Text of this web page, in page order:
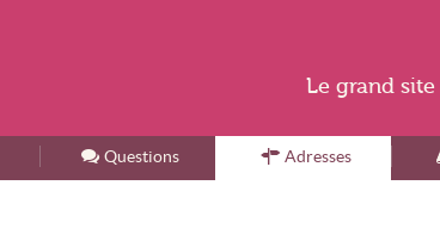
AccueilQuestions Adresses
Le grand site